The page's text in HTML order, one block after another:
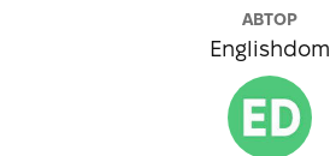
АВТОР
Englishdom